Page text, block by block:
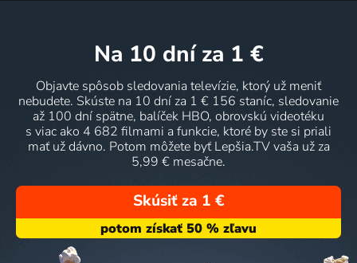
na 10 dní za 1 €
Objavte spôsob sledovania televízie, ktorý už meniť
nebudete. Skúste na 10 dní za 1 € 156 staníc, sledovanie
až 100 dní spätne, balíček HBO, obrovskú videotéku
s viac ako 4 682 filmami a funkcie, ktoré by ste si priali
mať už dávno. Potom môžete byť Lepšia.TV vaša už za
5,99 € mesačne.
Skúsiť za 1 €